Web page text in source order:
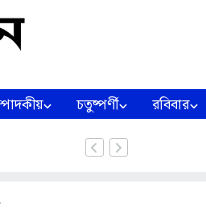
চতুষ্পর্ণী রবিবার